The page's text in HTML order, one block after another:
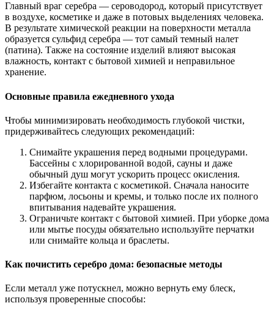
Главный враг серебра — сероводород, который присутствует
в воздухе, косметике и даже в потовых выделениях человека.
В результате химической реакции на поверхности металла
образуется сульфид серебра — тот самый темный налет
(патина). Также на состояние изделий влияют высокая
влажность, контакт с бытовой химией и неправильное
хранение.
Основные правила ежедневного ухода
Чтобы минимизировать необходимость глубокой чистки,
придерживайтесь следующих рекомендаций:
Снимайте украшения перед водными процедурами.
Бассейны с хлорированной водой, сауны и даже
обычный душ могут ускорить процесс окисления.
Избегайте контакта с косметикой. Сначала наносите
парфюм, лосьоны и кремы, и только после их полного
впитывания надевайте украшения.
Ограничьте контакт с бытовой химией. При уборке дома
или мытье посуды обязательно используйте перчатки
или снимайте кольца и браслеты.
Как почистить серебро дома: безопасные методы
Если металл уже потускнел, можно вернуть ему блеск,
используя проверенные способы: